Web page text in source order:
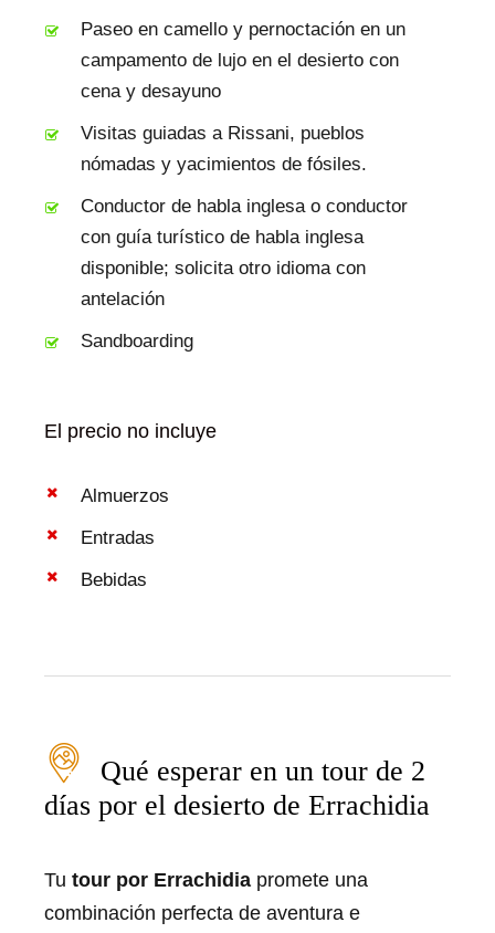
Paseo en camello y pernoctación en un
campamento de lujo en el desierto con
cena y desayuno
Visitas guiadas a Rissani, pueblos
nómadas y yacimientos de fósiles.
Conductor de habla inglesa o conductor
con guía turístico de habla inglesa
disponible; solicita otro idioma con
antelación
Sandboarding
El precio no incluye
Almuerzos
Entradas
Bebidas
Qué esperar en un tour de 2
días por el desierto de Errachidia
Tu tour por Errachidia promete una
combinación perfecta de aventura e